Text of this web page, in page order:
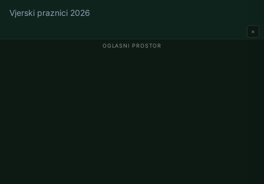
OGLASNI PROSTOR
×
Vjerski praznici 2026
Namaz vremena u Njemačkoj